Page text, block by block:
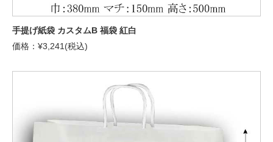
手提げ紙袋 カスタムB 福袋 紅白
価格：¥3,241(税込)